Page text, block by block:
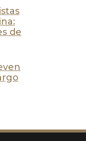
de